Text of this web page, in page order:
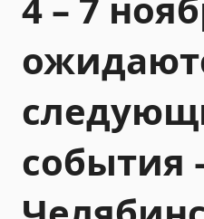
события